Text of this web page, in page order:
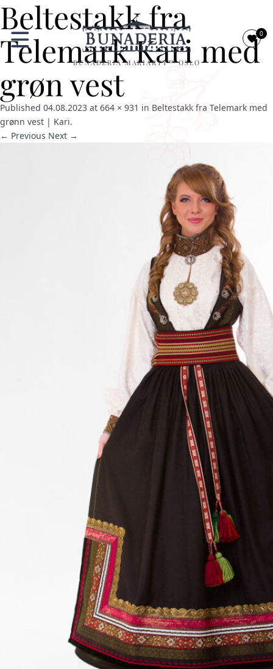
BUNADERIA MARIARTY™ OSLO
0
Beltestakk fra
Telemark Kari med
grøn vest
Published 04.08.2023 at 664 × 931 in Beltestakk fra Telemark med
grønn vest | Kari.
← Previous Next →